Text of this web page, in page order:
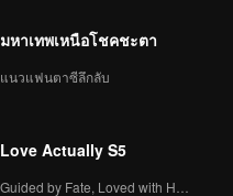
มหาเทพเหนือโชคชะตา
แนวแฟนตาซีลึกลับ
Love Actually S5